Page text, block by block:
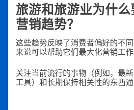
旅游和旅游业为什
营销趋势？
这些趋势反映了消费者偏好的不
来说可以帮助它们最大化营销工作
关注当前流行的事物（例如，最新
工具）和长期保持相关性的东西通